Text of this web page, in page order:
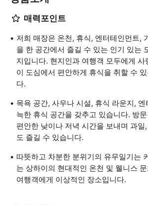
매력포인트
저희 매장은 온천, 휴식, 엔터테인먼트,
을 한 공간에서 즐길 수 있는 인기 있는
지입니다. 현지인과 여행객 모두에게
이 도심에서 편안하게 휴식을 취할 수
다.
목욕 공간, 사우나 시설, 휴식 라운지,
늑한 휴식 공간을 갖추고 있습니다. 방
편안한 낮이나 저녁 시간을 보내며 과일
도 즐길 수 있습니다.
따뜻하고 차분한 분위기의 유무일기는
는 상하이의 현대적인 온천 및 웰니스
여행객에게 이상적인 장소입니다.